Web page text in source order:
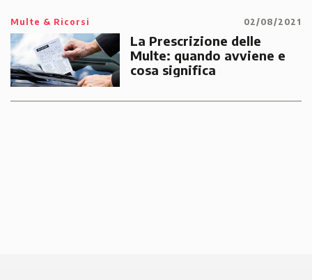
Multe & Ricorsi 02/08/2021
La Prescrizione delle
Multe: quando avviene e
cosa significa